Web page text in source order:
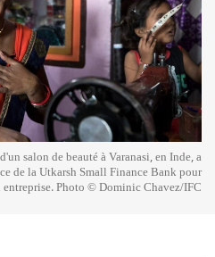
salon de beauté à Varanasi, en Inde, a
de la Utkarsh Small Finance Bank pour
Photo © Dominic Chavez/IFC